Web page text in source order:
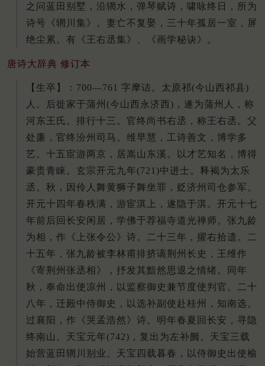
之问蓝田别墅，沿辋水，弹琴赋诗，啸咏终日，所为
诗号《辋川集》。妻亡不复娶，三十年孤居一室，屏
绝尘累。有《王右丞集》、《画学秘诀》。
唐诗大辞典 修订本
【生卒】：700—761 字摩诘。太原祁(今山西祁县)
人。后徙家于蒲州(今山西永济西)，遂为蒲州人，称
河东王氏。排行十三。官终尚书右丞，称王右丞。父
处廉，官终汾州司马。维早慧，工诗善文，博学多
艺。十五宦游两京，居嵩山东溪。以才艺知名，博得
豪贵青睐。玄宗开元九年(721)中进士。释褐为太乐
丞。秋，因伶人舞黄狮子舞坐罪，贬济州司仓参军。
开元十四年春秩满，游宦淇上，遂隐于淇。开元十七
年前后回长安闲居，学佛于荐福寺道光禅师。张九龄
为相，作《上张令公》诗。二十三年，擢右拾遗。二
十五年，张九龄被李林甫排挤谪荆州长史，王维作
《寄荆州张丞相》，抒发其黯然思退之情绪。同年
秋，奉命出使凉州，以监察御史兼节度使判官。二十
八年，迁殿中侍御史，以选补副使赴桂州，知南选。
过襄阳，作《哭孟浩然》诗。明年春夏回长安，寻隐
终南山。天宝元年(742)，复出为左补阙。天宝三载
始营蓝田辋川别业。天宝四载暮春，以侍御史出使榆